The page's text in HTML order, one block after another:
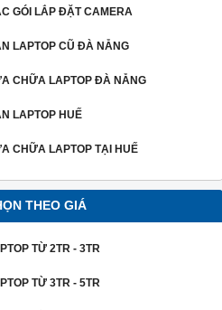
GÓI LẮP ĐẶT CAMERA
LAPTOP CŨ ĐÀ NẴNG
CHỮA LAPTOP ĐÀ NẴNG
LAPTOP HUẾ
CHỮA LAPTOP TẠI HUẾ
THEO GIÁ
TỪ 2TR - 3TR
TỪ 3TR - 5TR